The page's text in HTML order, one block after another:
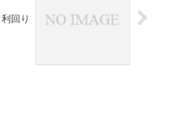
回り